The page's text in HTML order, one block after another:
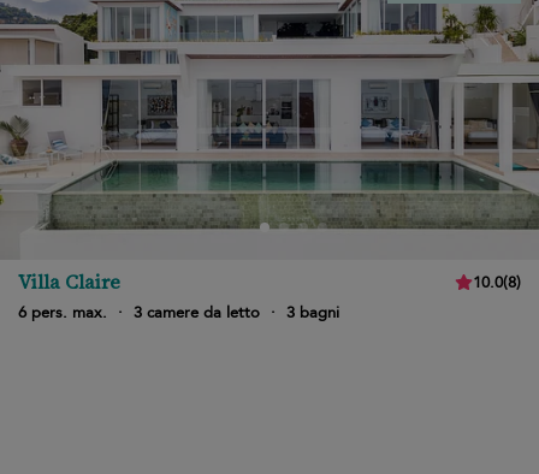
Villa Claire 10.0(8)
6 pers. max.
· 3 camere da letto · 3 bagni